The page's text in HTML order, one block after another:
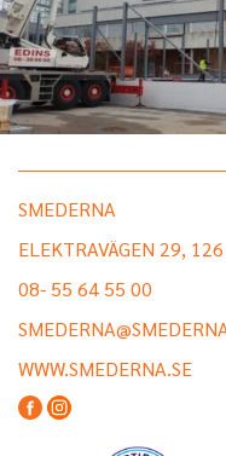
SMEDERNA
ELEKTRAVÄGEN 29,
08- 55 64 55 00
WWW.SMEDERNA.SE